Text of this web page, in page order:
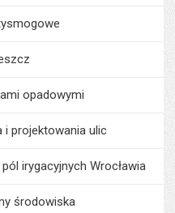
opadowymi
i projektowania ulic
irygacyjnych Wrocławia
środowiska